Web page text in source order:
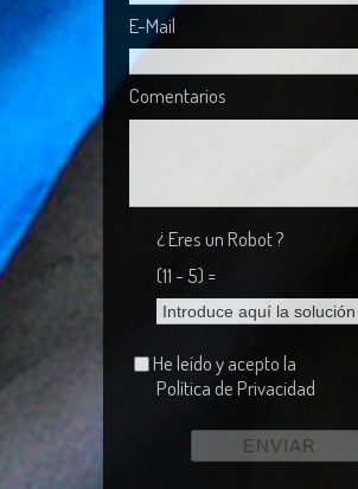
E-Mail
Comentarios
¿ Eres un Robot ?
(11 - 5) =
He leído y acepto la
Política de Privacidad